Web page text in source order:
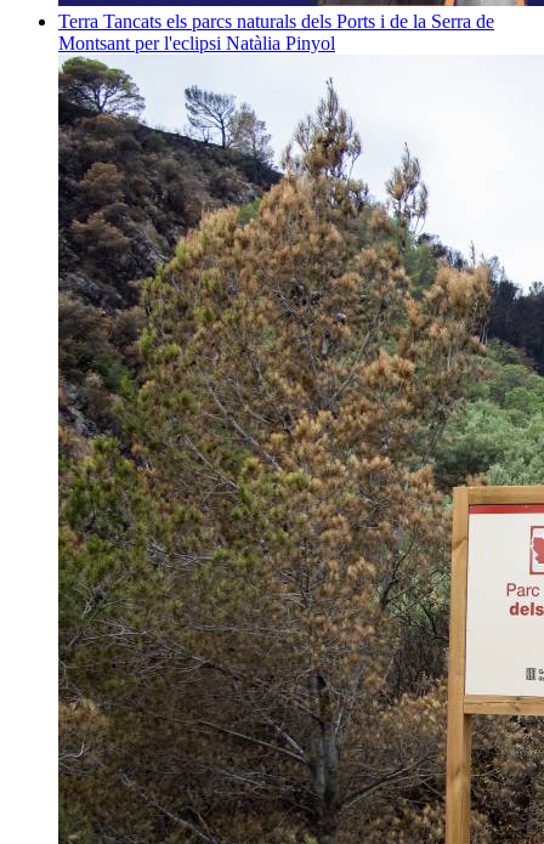
Terra Tancats els parcs naturals dels Ports i de la Serra de
Montsant per l'eclipsi Natàlia Pinyol